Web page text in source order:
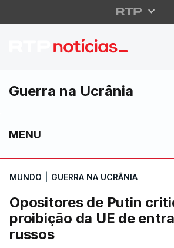
Opositores
Guerra na Ucrânia
MENU
MUNDO GUERRA NA UCRÂNIA
Opositores de Putin
proibição da UE de
russos